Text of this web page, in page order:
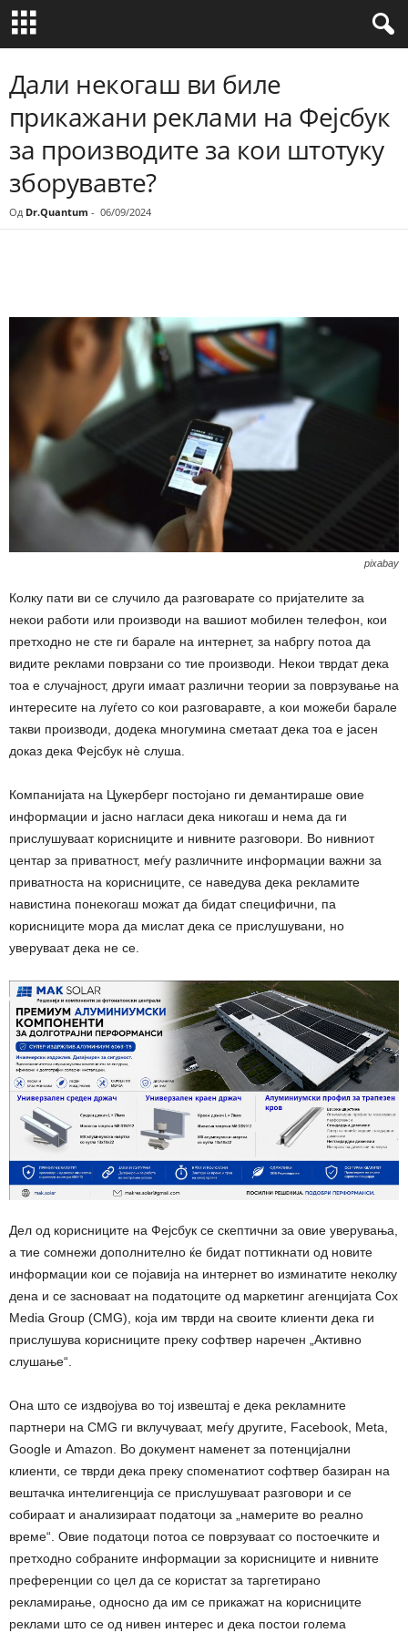
Дали некогаш ви биле
прикажани реклами на Фејсбук
за производите за кои штотуку
зборувавте?
Од Dr.Quantum - 06/09/2024
pixabay
Колку пати ви се случило да разговарате со пријателите за
некои работи или производи на вашиот мобилен телефон, кои
претходно не сте ги барале на интернет, за набргу потоа да
видите реклами поврзани со тие производи. Некои тврдат дека
тоа е случајност, други имаат различни теории за поврзување на
интересите на луѓето со кои разговаравте, а кои можеби барале
такви производи, додека многумина сметаат дека тоа е јасен
доказ дека Фејсбук нѐ слуша.
Компанијата на Цукерберг постојано ги демантираше овие
информации и јасно нагласи дека никогаш и нема да ги
прислушуваат корисниците и нивните разговори. Во нивниот
центар за приватност, меѓу различните информации важни за
приватноста на корисниците, се наведува дека рекламите
навистина понекогаш можат да бидат специфични, па
корисниците мора да мислат дека се прислушувани, но
уверуваат дека не се.
Дел од корисниците на Фејсбук се скептични за овие уверувања,
а тие сомнежи дополнително ќе бидат поттикнати од новите
информации кои се појавија на интернет во изминатите неколку
дена и се засноваат на податоците од маркетинг агенцијата Cox
Media Group (CMG), која им тврди на своите клиенти дека ги
прислушува корисниците преку софтвер наречен „Активно
слушање“.
Она што се издвојува во тој извештај е дека рекламните
партнери на CMG ги вклучуваат, меѓу другите, Facebook, Meta,
Google и Amazon. Во документ наменет за потенцијални
клиенти, се тврди дека преку споменатиот софтвер базиран на
вештачка интелигенција се прислушуваат разговори и се
собираат и анализираат податоци за „намерите во реално
време“. Овие податоци потоа се поврзуваат со постоечките и
претходно собраните информации за корисниците и нивните
преференции со цел да се користат за таргетирано
рекламирање, односно да им се прикажат на корисниците
реклами што се од нивен интерес и дека постои голема